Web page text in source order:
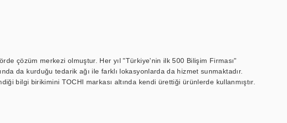
çözüm merkezi olmuştur. Her yıl "Türkiye'nin ilk 500 Bilişim Firması"
da kurduğu tedarik ağı ile farklı lokasyonlarda da hizmet sunmaktadır.
bilgi birikimini TOCHI markası altında kendi ürettiği ürünlerde kullanmıştır.